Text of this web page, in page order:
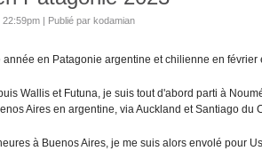
22:59pm | Publié par kodamian
année en Patagonie argentine et chilienne en février
Wallis et Futuna, je suis tout d'abord parti à
Aires en argentine, via Auckland et Santiago du
à Buenos Aires, je me suis alors envolé pour